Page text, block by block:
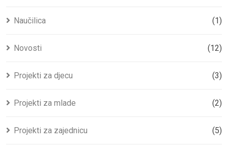
Naučilica (1)
Novosti (12)
Projekti za djecu (3)
Projekti za mlade (2)
Projekti za zajednicu (5)